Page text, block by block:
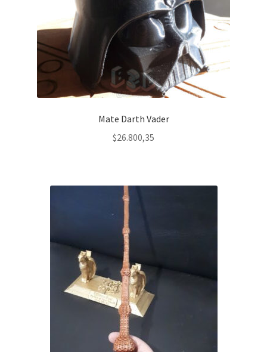
Mate Darth Vader
$26.800,35